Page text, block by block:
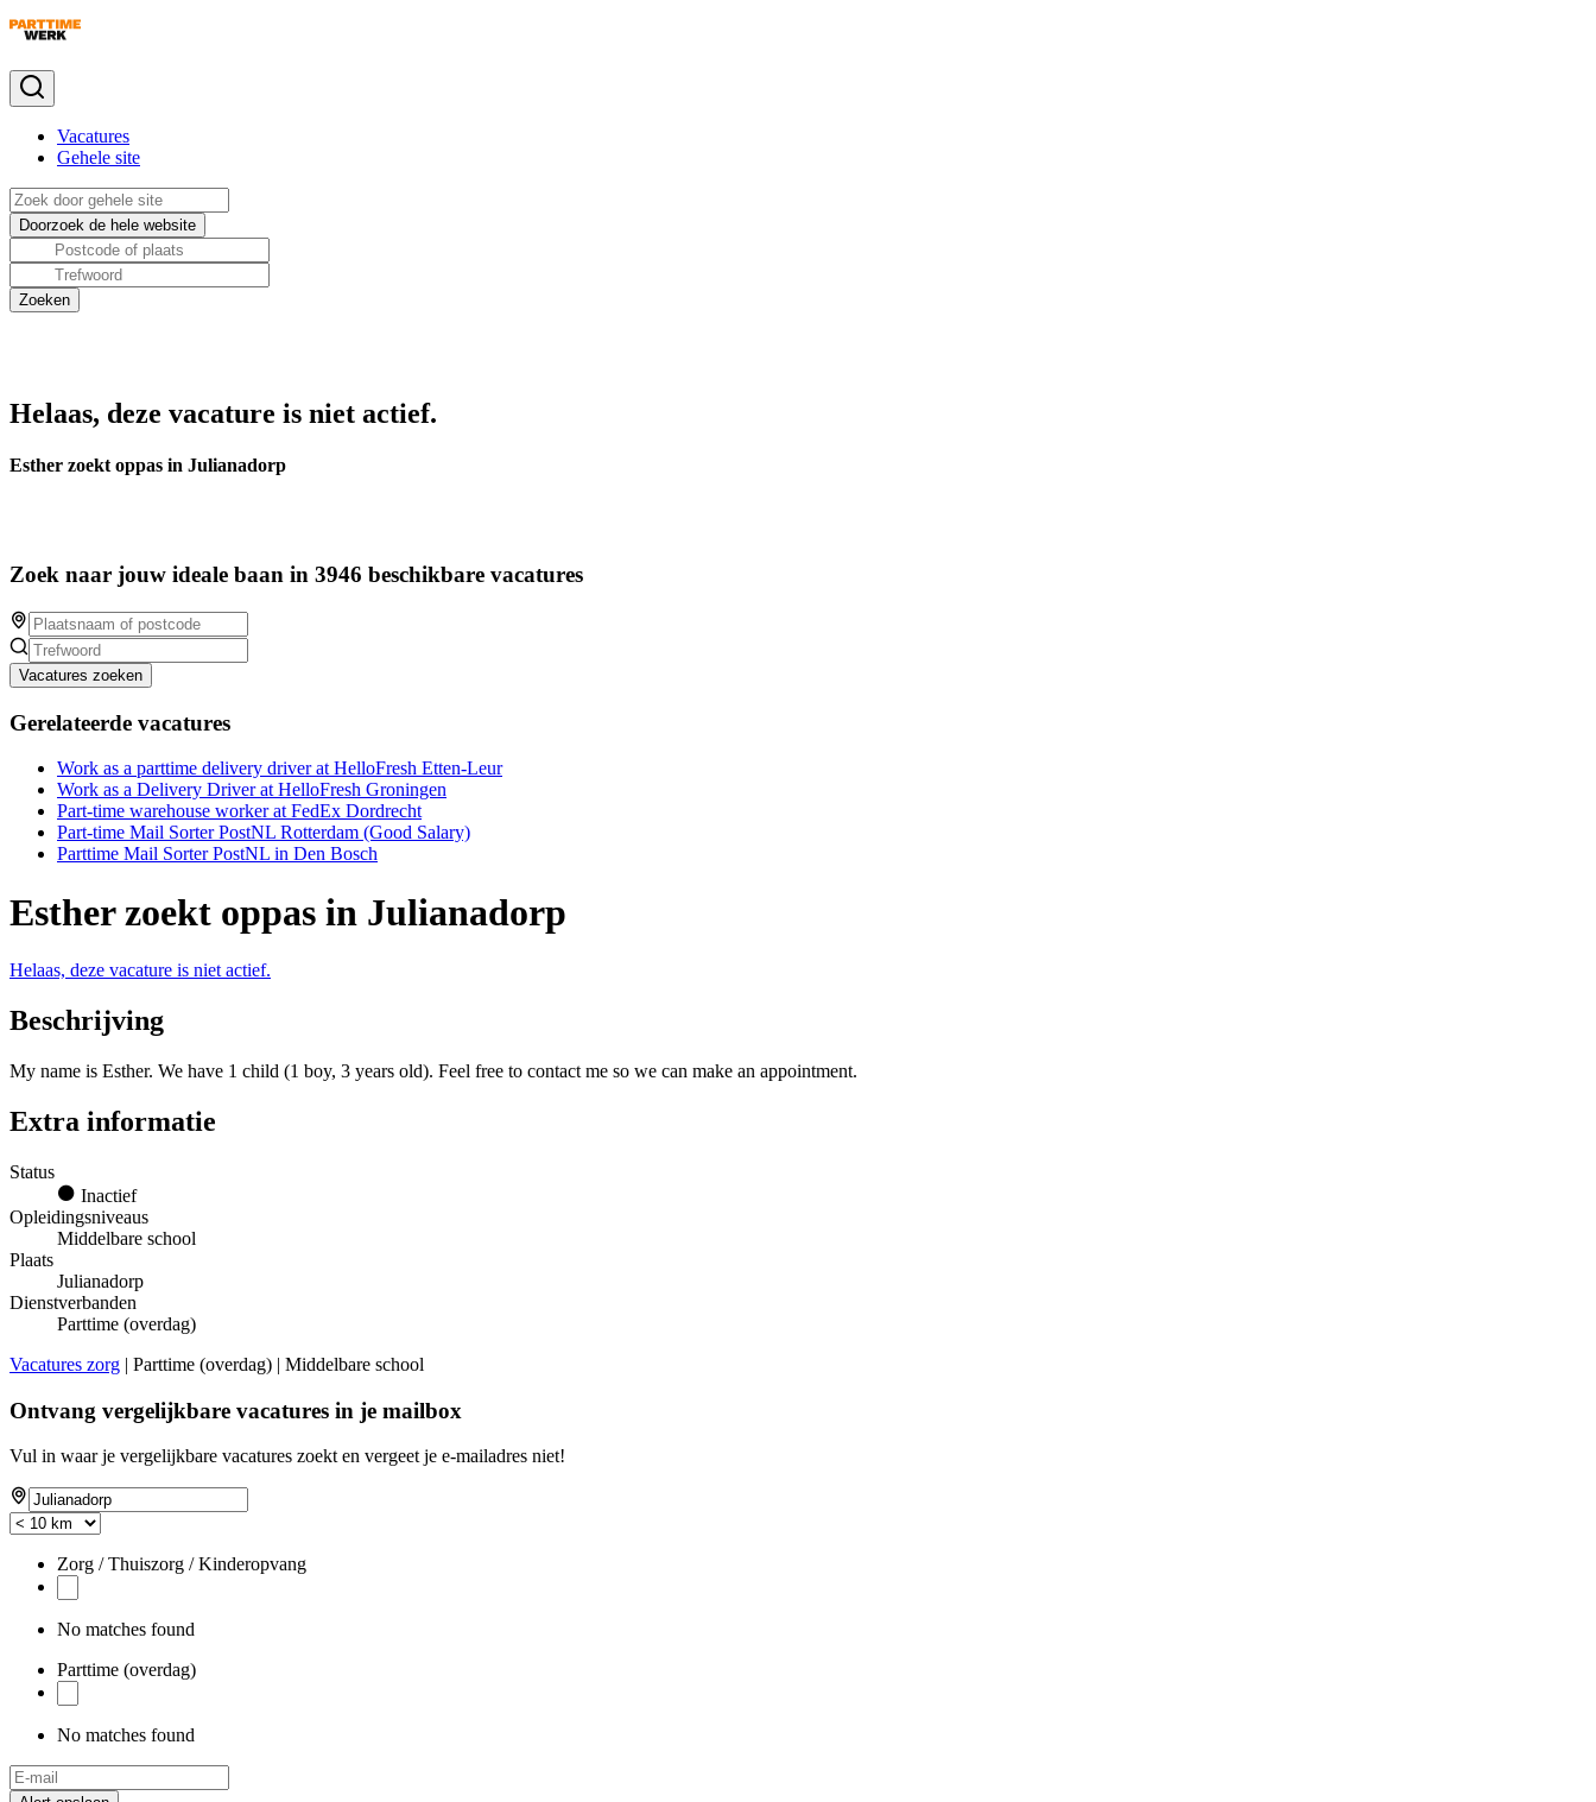
Vacatures
Gehele site
Helaas, deze vacature is niet actief.
Esther zoekt oppas in Julianadorp
Zoek naar jouw ideale baan in 3946 beschikbare vacatures
Vacatures zoeken
Gerelateerde vacatures
Work as a parttime delivery driver at HelloFresh Etten-Leur
Work as a Delivery Driver at HelloFresh Groningen
Part-time warehouse worker at FedEx Dordrecht
Part-time Mail Sorter PostNL Rotterdam (Good Salary)
Parttime Mail Sorter PostNL in Den Bosch
Esther zoekt oppas in Julianadorp
Helaas, deze vacature is niet actief.
Beschrijving
My name is Esther. We have 1 child (1 boy, 3 years old). Feel free to contact me so we can make an appointment.
Extra informatie
Status
Inactief
Opleidingsniveaus
Middelbare school
Plaats
Julianadorp
Dienstverbanden
Parttime (overdag)
Vacatures zorg | Parttime (overdag) | Middelbare school
Ontvang vergelijkbare vacatures in je mailbox
Vul in waar je vergelijkbare vacatures zoekt en vergeet je e-mailadres niet!
Zorg / Thuiszorg / Kinderopvang
No matches found
Parttime (overdag)
No matches found